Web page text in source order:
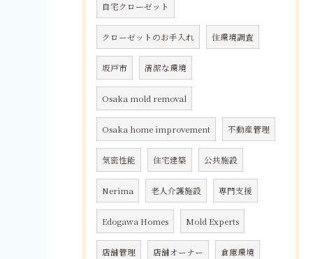
自宅クローゼット
クローゼットのお手入れ 住環境調査
坂戸市 清潔な環境
Osaka mold removal
Osaka home improvement 不動産管理
気密性能 住宅建築 公共施設
Nerima 老人介護施設 専門支援
Edogawa Homes Mold Experts
店舗管理 店舗オーナー 倉庫環境